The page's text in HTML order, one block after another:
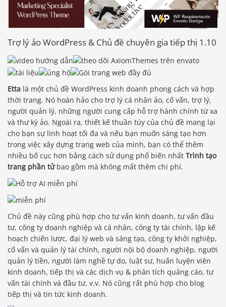
Trợ lý ảo WordPress & Chủ đề chuyên gia tiếp thị 1.10
Etta là một chủ đề WordPress kinh doanh phong cách và hợp
thời trang. Nó hoàn hảo cho trợ lý cá nhân ảo, cố vấn, trợ lý,
người quản lý, những người cung cấp hỗ trợ hành chính từ xa
và thư ký ảo. Ngoài ra, thiết kế thuần túy của chủ đề mang lại
cho bạn sự linh hoạt tối đa và nếu bạn muốn sáng tạo hơn
trong việc xây dựng trang web của mình, bạn có thể thêm
nhiều bố cục hơn bằng cách sử dụng phổ biến nhất Trình tạo
trang phần tửbao gồm mà không mất thêm chi phí.
Chủ đề này cũng phù hợp cho tư vấn kinh doanh, tư vấn đầu
tư, công ty doanh nghiệp và cá nhân, công ty tài chính, lập kế
hoạch chiến lược, đại lý web và sáng tạo, công ty khởi nghiệp,
cố vấn và quản lý tài chính, người nội bộ doanh nghiệp, người
quản lý tiền, người làm nghề tự do, luật sư, huấn luyện viên
kinh doanh, tiếp thị và các dịch vụ & phân tích quảng cáo, tư
vấn tài chính và đầu tư, v.v. Nó cũng rất phù hợp cho blog
tiếp thị và tin tức kinh doanh.